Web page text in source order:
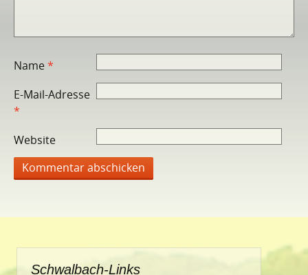
Name*
E-Mail-Adresse
*
Website
Schwalbach-Links